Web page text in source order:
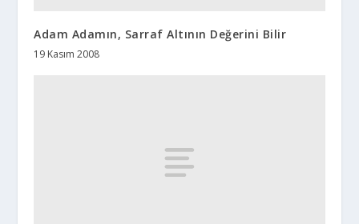
Adam Adamın, Sarraf Altının Değerini Bilir
19 Kasım 2008